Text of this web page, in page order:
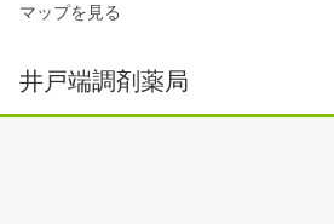
マップを見る
井戸端調剤薬局